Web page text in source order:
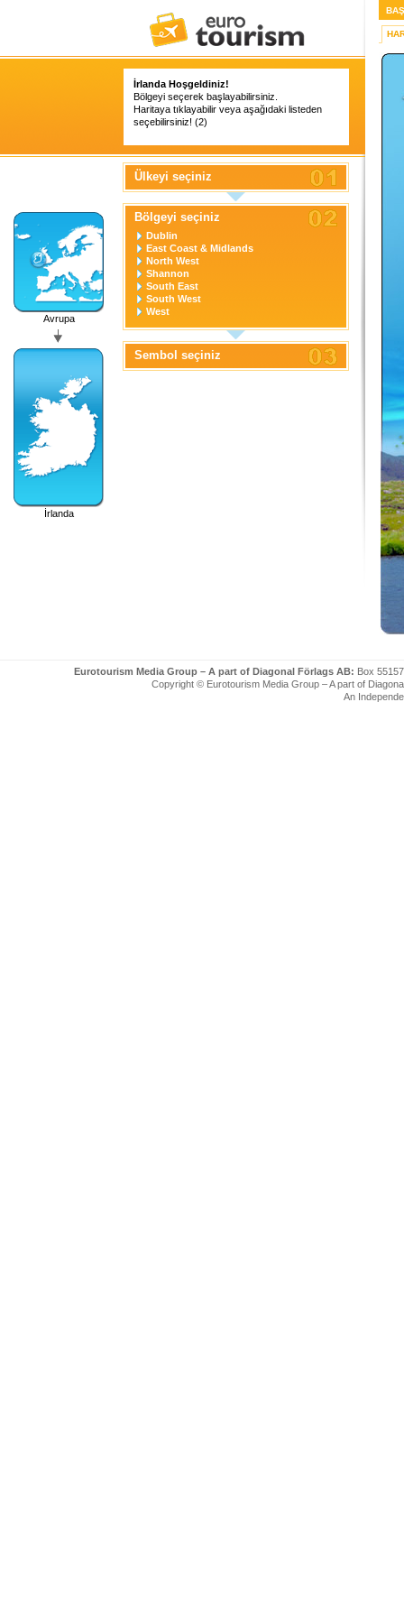
İrlanda Hoşgeldiniz!
Bölgeyi seçerek başlayabilirsiniz.
Haritaya tıklayabilir veya aşağıdaki listeden
seçebilirsiniz! (2)
Avrupa
İrlanda
Ülkeyi seçiniz
Bölgeyi seçiniz
Dublin
East Coast & Midlands
North West
Shannon
South East
South West
West
Sembol seçiniz
Eurotourism Media Group – A part of Diagonal Förlags AB: Box
Copyright © Eurotourism Media Group – A part of
An